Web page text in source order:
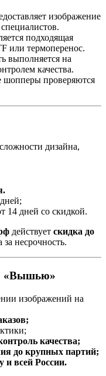
изображение
подходящая
или термоперенос.
выполняется на
качества.
шопперы проверяются
дизайна,
14 дней со скидкой.
действует скидка до
несрочность.
«Вышью»
изображений на
качества;
до крупных партий;
и всей России.